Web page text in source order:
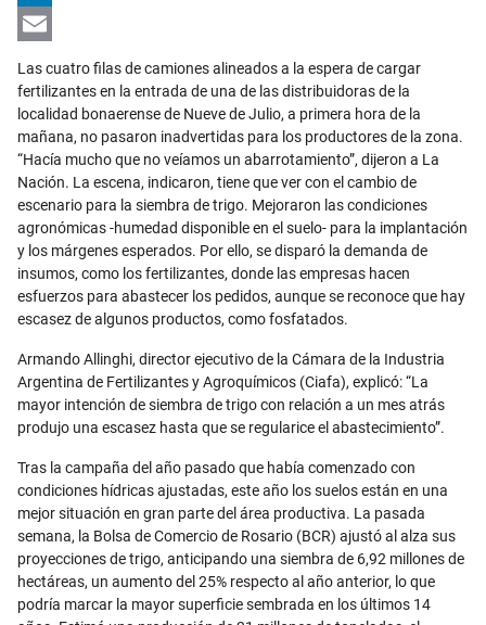
LinkedIn
Email
Las cuatro filas de camiones alineados a la espera de cargar
fertilizantes en la entrada de una de las distribuidoras de la
localidad bonaerense de Nueve de Julio, a primera hora de la
mañana, no pasaron inadvertidas para los productores de la zona.
“Hacía mucho que no veíamos un abarrotamiento”, dijeron a La
Nación. La escena, indicaron, tiene que ver con el cambio de
escenario para la siembra de trigo. Mejoraron las condiciones
agronómicas -humedad disponible en el suelo- para la implantación
y los márgenes esperados. Por ello, se disparó la demanda de
insumos, como los fertilizantes, donde las empresas hacen
esfuerzos para abastecer los pedidos, aunque se reconoce que hay
escasez de algunos productos, como fosfatados.
Armando Allinghi, director ejecutivo de la Cámara de la Industria
Argentina de Fertilizantes y Agroquímicos (Ciafa), explicó: “La
mayor intención de siembra de trigo con relación a un mes atrás
produjo una escasez hasta que se regularice el abastecimiento”.
Tras la campaña del año pasado que había comenzado con
condiciones hídricas ajustadas, este año los suelos están en una
mejor situación en gran parte del área productiva. La pasada
semana, la Bolsa de Comercio de Rosario (BCR) ajustó al alza sus
proyecciones de trigo, anticipando una siembra de 6,92 millones de
hectáreas, un aumento del 25% respecto al año anterior, lo que
podría marcar la mayor superficie sembrada en los últimos 14